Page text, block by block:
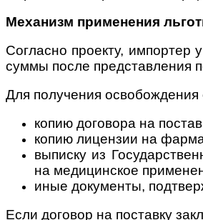
Механизм применения
Согласно проекту, импортер
суммы после представления
Для получения
копию договора на
копию лицензии на
выписку из
на медицинское
иные документы,
Если договор на поставку